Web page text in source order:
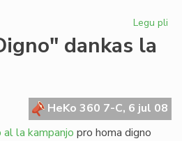
Legu pli
dankas la
HeKo 360 7-C, 6 jul 08
la kampanjo pro homa digno